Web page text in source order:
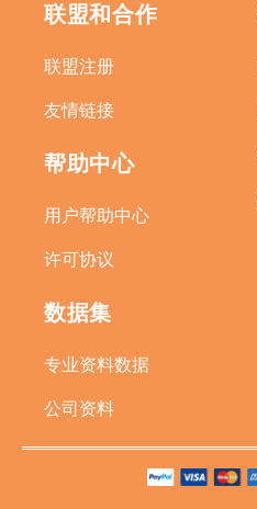
联盟和合作
联盟注册
友情链接
帮助中心
用户帮助中心
许可协议
数据集
专业资料数据
公司资料